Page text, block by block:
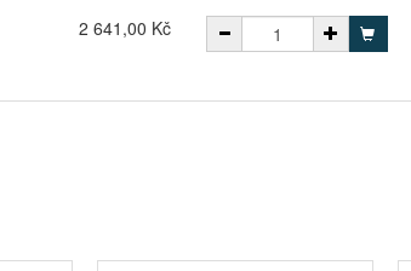
2 641,00 Kč